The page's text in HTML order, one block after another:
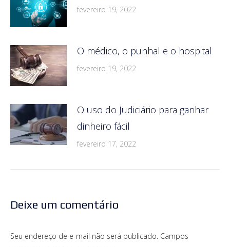
fevereiro 19, 2022
O médico, o punhal e o hospital
fevereiro 19, 2022
O uso do Judiciário para ganhar
dinheiro fácil
fevereiro 17, 2022
Deixe um comentário
Seu endereço de e-mail não será publicado. Campos